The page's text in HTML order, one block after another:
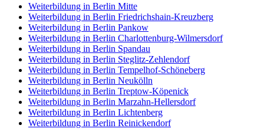
Weiterbildung in Berlin Mitte
Weiterbildung in Berlin Friedrichshain-Kreuzberg
Weiterbildung in Berlin Pankow
Weiterbildung in Berlin Charlottenburg-Wilmersdorf
Weiterbildung in Berlin Spandau
Weiterbildung in Berlin Steglitz-Zehlendorf
Weiterbildung in Berlin Tempelhof-Schöneberg
Weiterbildung in Berlin Neukölln
Weiterbildung in Berlin Treptow-Köpenick
Weiterbildung in Berlin Marzahn-Hellersdorf
Weiterbildung in Berlin Lichtenberg
Weiterbildung in Berlin Reinickendorf